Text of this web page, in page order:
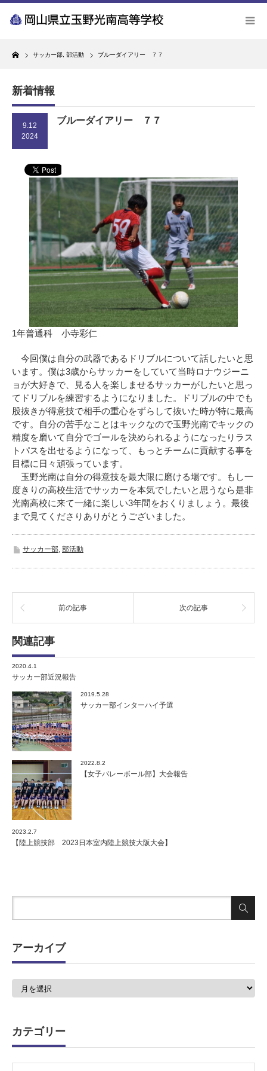
Home
サッカー部 部活動 ブルーダイアリー ７７
新着情報
9.12
2024
ブルーダイアリー ７７
1年普通科 小寺彩仁
今回僕は自分の武器であるドリブルについて話したいと思
います。僕は3歳からサッカーをしていて当時ロナウジーニ
ョが大好きで、見る人を楽しませるサッカーがしたいと思っ
てドリブルを練習するようになりました。ドリブルの中でも
股抜きが得意技で相手の重心をずらして抜いた時が特に最高
です。自分の苦手なことはキックなので玉野光南でキックの
精度を磨いて自分でゴールを決められるようになったりラス
トパスを出せるようになって、もっとチームに貢献する事を
目標に日々頑張っています。
玉野光南は自分の得意技を最大限に磨ける場です。もし一
度きりの高校生活でサッカーを本気でしたいと思うなら是非
光南高校に来て一緒に楽しい3年間をおくりましょう。最後
まで見てくださりありがとうございました。
サッカー部, 部活動
前の記事 次の記事
関連記事
2020.4.1
サッカー部近況報告
2019.5.28
サッカー部インターハイ予選
2022.8.2
【女子バレーボール部】大会報告
2023.2.7
【陸上競技部 2023日本室内陸上競技大阪大会】
アーカイブ
カテゴリー